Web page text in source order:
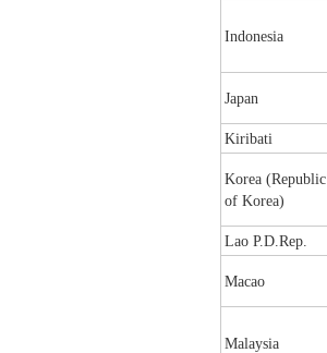
Indonesia
Japan
Kiribati
Korea (Republic
of Korea)
Lao P.D.Rep.
Macao
Malaysia